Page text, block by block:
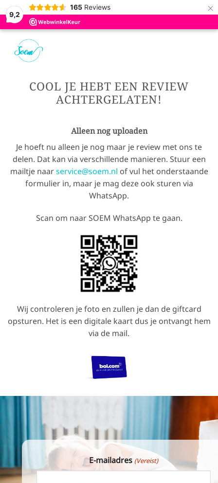
9,2
165 Reviews ×
COOL JE HEBT EEN REVIEW
ACHTERGELATEN!
Alleen nog uploaden
Je hoeft nu alleen je nog maar je review met ons te
delen. Dat kan via verschillende manieren. Stuur een
mailtje naarservice@soem.nl of vul het onderstaande
formulier in, maar je mag deze ook sturen via
WhatsApp.
Scan om naar SOEM WhatsApp te gaan.
Wij controleren je foto en zullen je dan de giftcard
opsturen. Het is een digitale kaart dus je ontvangt hem
via de mail.
E-mailadres (Vereist)